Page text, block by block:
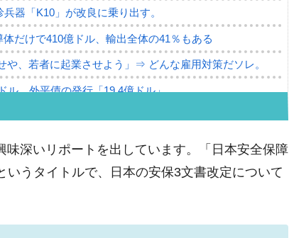
器「K10」が改良に乗り出す。
だけで410億ドル、輸出全体の41％もある
、若者に起業させよう」⇒ どんな雇用対策だソレ。
ル。外平債の発行「19.4億ドル」
言。
。
⇒「金を経由するドル入手」手段ではないのか？
深いリポートを出しています。「日本安全保障
うタイトルで、日本の安保3文書改定について